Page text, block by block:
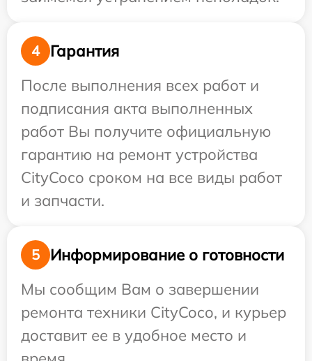
4
Гарантия
После выполнения всех работ и
подписания акта выполненных
работ Вы получите официальную
гарантию на ремонт устройства
CityCoco сроком на все виды работ
и запчасти.
5
Информирование о готовности
Мы сообщим Вам о завершении
ремонта техники CityCoco, и курьер
доставит ее в удобное место и